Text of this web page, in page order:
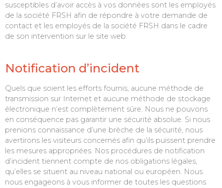
susceptibles d’avoir accès à vos données sont les employés
de la société FRSH afin de répondre à votre demande de
contact et les employés de la société FRSH dans le cadre
de son intervention sur le site web.
Notification d’incident
Quels que soient les efforts fournis, aucune méthode de
transmission sur Internet et aucune méthode de stockage
électronique n’est complètement sûre. Nous ne pouvons
en conséquence pas garantir une sécurité absolue. Si nous
prenions connaissance d’une brèche de la sécurité, nous
avertirons les visiteurs concernés afin qu’ils puissent prendre
les mesures appropriées. Nos procédures de notification
d’incident tiennent compte de nos obligations légales,
qu’elles se situent au niveau national ou européen. Nous
nous engageons à vous informer de toutes les questions